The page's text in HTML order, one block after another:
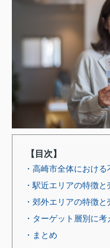
【目次】
・高崎市全体におけ
・駅近エリアの特徴
・郊外エリアの特徴
・ターゲット層別に
・まとめ